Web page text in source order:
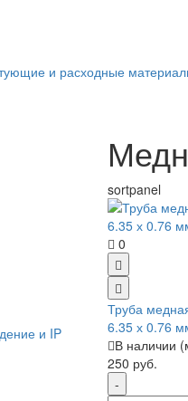
и расходные
и IP
sortpanel
0
Труба
6.35 х 0.76
В наличии
250 руб.